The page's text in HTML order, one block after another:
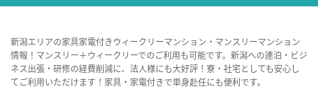
新潟エリアの家具家電付きウィークリーマンション・マンスリーマンション
情報！マンスリー＋ウィークリーでのご利用も可能です。新潟への連泊・ビジ
ネス出張・研修の経費削減に、法人様にも大好評！寮・社宅としても安心し
てご利用いただけます！家具・家電付きで単身赴任にも便利です。